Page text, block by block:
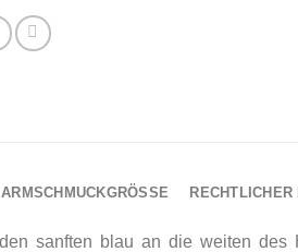
ARMSCHMUCKGRÖSSE RECHTLICHER
sanften blau an die weiten des